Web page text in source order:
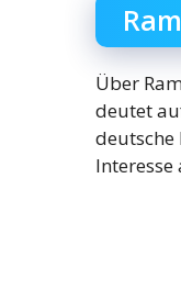
Über
deutet
Interesse